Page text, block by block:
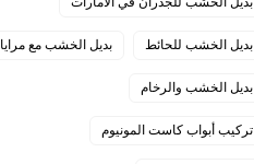
بديل الخشب للحائط بديل الخشب مع مرايا
بديل الخشب والرخام
تركيب أبواب كاست المونيوم